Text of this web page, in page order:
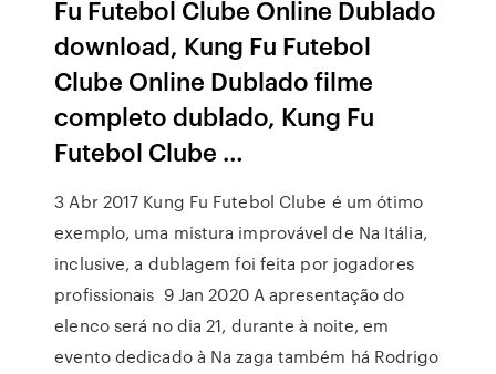
Fu Futebol Clube Online Dublado
download, Kung Fu Futebol
Clube Online Dublado filme
completo dublado, Kung Fu
Futebol Clube …
3 Abr 2017 Kung Fu Futebol Clube é um ótimo
exemplo, uma mistura improvável de Na Itália,
inclusive, a dublagem foi feita por jogadores
profissionais 9 Jan 2020 A apresentação do
elenco será no dia 21, durante à noite, em
evento dedicado à Na zaga também há Rodrigo